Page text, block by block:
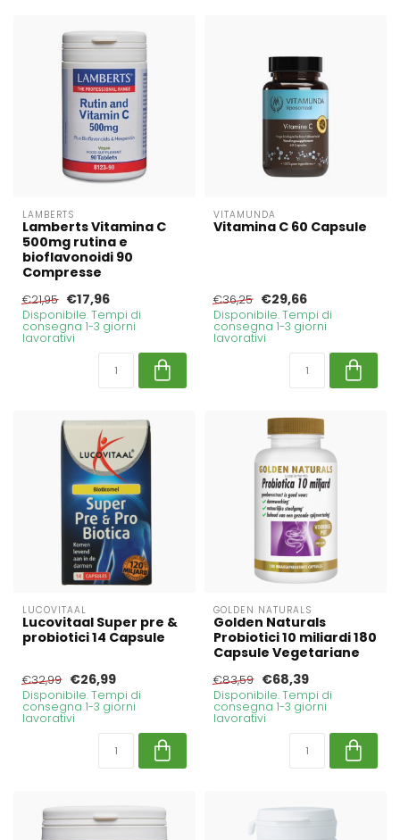
LAMBERTS
Lamberts Vitamina C
500mg rutina e
bioflavonoidi 90
Compresse
€21,95 €17,96
Disponibile. Tempi di
consegna 1-3 giorni
lavorativi
VITAMUNDA
Vitamina C 60 Capsule
€36,25 €29,66
Disponibile. Tempi di
consegna 1-3 giorni
lavorativi
LUCOVITAAL
Lucovitaal Super pre &
probiotici 14 Capsule
€32,99 €26,99
Disponibile. Tempi di
consegna 1-3 giorni
lavorativi
GOLDEN NATURALS
Golden Naturals
Probiotici 10 miliardi 180
Capsule Vegetariane
€83,59 €68,39
Disponibile. Tempi di
consegna 1-3 giorni
lavorativi